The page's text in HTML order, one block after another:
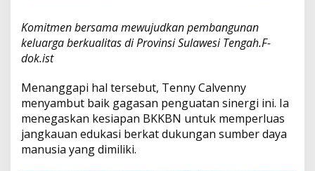
Komitmen bersama mewujudkan pembangunan
keluarga berkualitas di Provinsi Sulawesi Tengah.F-
dok.ist
Menanggapi hal tersebut, Tenny Calvenny
menyambut baik gagasan penguatan sinergi ini. Ia
menegaskan kesiapan BKKBN untuk memperluas
jangkauan edukasi berkat dukungan sumber daya
manusia yang dimiliki.